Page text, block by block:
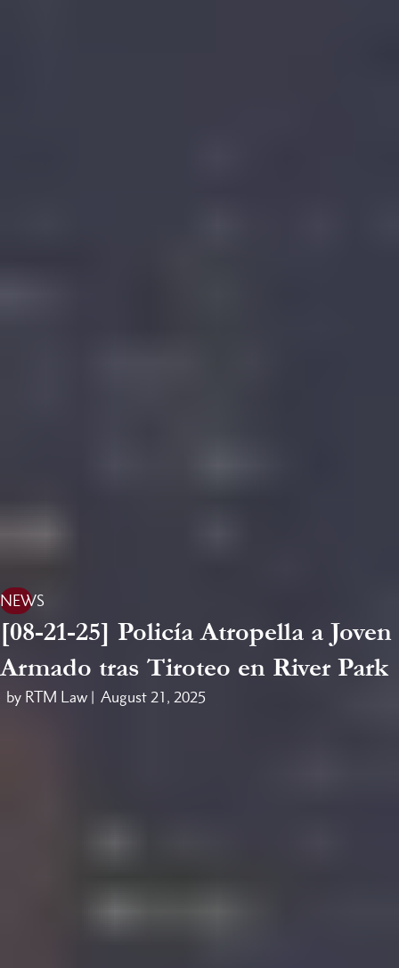
NEWS
[08-21-25] Policía Atropella a Joven
Armado tras Tiroteo en River Park
by RTM Law | August 21, 2025